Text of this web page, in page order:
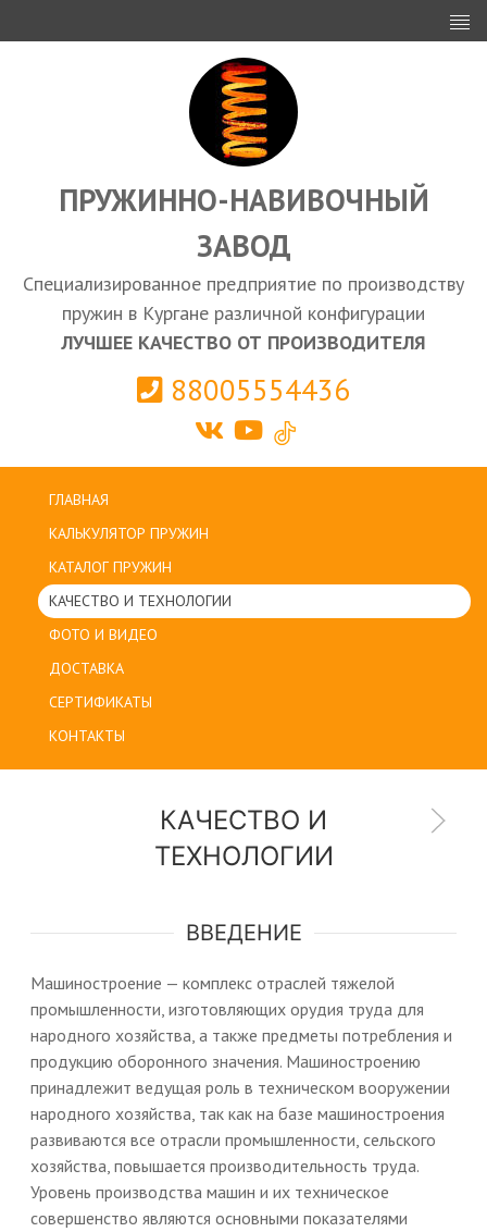
ИНВЕСТОРАМ
ПРОЕКТИРОВАНИЕ
ЭКСПОРТ
ЗАКУПКИ
КАЛЬКУЛЯТОР ПРУЖИН
Курган
ПРУЖИННО-НАВИВОЧНЫЙ
ЗАВОД
Специализированное предприятие по производству
пружин в Кургане различной конфигурации
ЛУЧШЕЕ КАЧЕСТВО ОТ ПРОИЗВОДИТЕЛЯ
88005554436
ГЛАВНАЯ
КАЛЬКУЛЯТОР ПРУЖИН
КАТАЛОГ ПРУЖИН
КАЧЕСТВО И ТЕХНОЛОГИИ
ФОТО И ВИДЕО
ДОСТАВКА
СЕРТИФИКАТЫ
КОНТАКТЫ
КАЧЕСТВО И
ТЕХНОЛОГИИ
ВВЕДЕНИЕ
Машиностроение — комплекс отраслей тяжелой
промышленности, изготовляющих орудия труда для
народного хозяйства, а также предметы потребления и
продукцию оборонного значения. Машиностроению
принадлежит ведущая роль в техническом вооружении
народного хозяйства, так как на базе машиностроения
развиваются все отрасли промышленности, сельского
хозяйства, повышается производительность труда.
Уровень производства машин и их техническое
совершенство являются основными показателями